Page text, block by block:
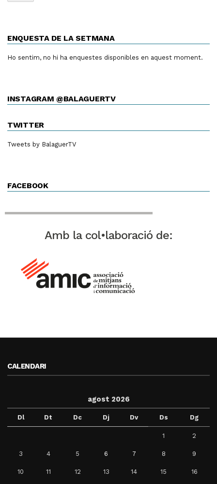
ENQUESTA DE LA SETMANA
Ho sentim, no hi ha enquestes disponibles en aquest moment.
INSTAGRAM @BALAGUERTV
TWITTER
Tweets by BalaguerTV
FACEBOOK
Amb la col•laboració de:
CALENDARI
agost 2026
Dl Dt Dc Dj Dv Ds Dg
1 2
3 4 5 6 7 8 9
10 11 12 13 14 15 16